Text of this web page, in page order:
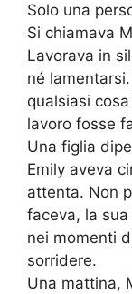
Solo una
Si chiamava
Lavorava in
né
qualsiasi
lavoro fosse
Una figlia
Emily aveva
attenta. Non
faceva, la
nei momenti
sorridere.
Una mattina,